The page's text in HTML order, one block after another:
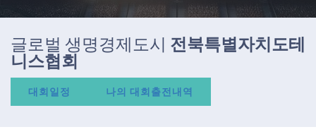
글로벌 생명경제도시 전북특별자치도테
니스협회
대회일정 나의 대회출전내역